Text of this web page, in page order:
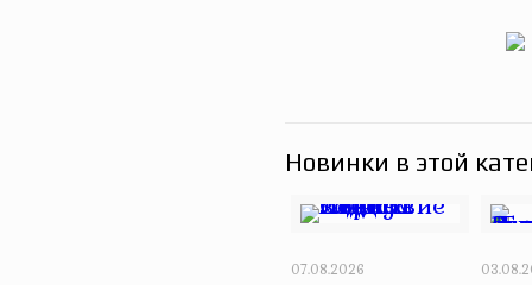
Новинки в этой
07.08.2026